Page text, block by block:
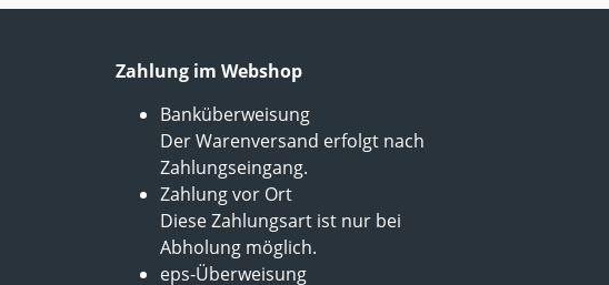
Zahlung im Webshop
Banküberweisung
Der Warenversand erfolgt nach
Zahlungseingang.
Zahlung vor Ort
Diese Zahlungsart ist nur bei
Abholung möglich.
eps-Überweisung